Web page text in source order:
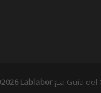
Lablabor ¡La Guía